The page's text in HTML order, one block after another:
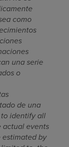
como
una serie
o
de una
identify all
actual events
by